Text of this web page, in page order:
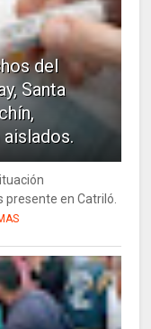
del
Santa
aislados.
presente en Catriló.